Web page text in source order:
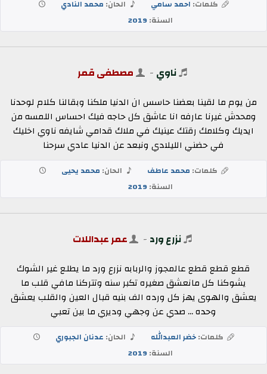
كلمات: احمد سامي الحان: محمد النادي
السنة:2019
ناوي - مصطفى قمر
من يوم ما لقينا بعضنا حاسس ان الدنيا ملكنا وبقالنا كلام لوحدنا
ومحدش غيرنا عارفه انا عاشق كل حاجه فيك احساس اللمسه من
ايديك وكلامك رقتك عينيك في ملاك قدامي شايفه ناوي اخليك
في حضني الليلادي ونبعد عن الدنيا عادي سرحنا
كلمات: محمد عاطف الحان: محمد يحيى
السنة:2019
نزرع ورد - عمر عبداللات
قطع قطع قطع عالمجوز والربابه نزرع ورد ما يطلع غير الشوك
يشوكنا كل مانعشق صغيره تكبر سنه وتتركنا مافي قلب ما
يعشق والهوى يهز كل ورده الف بنيه قبال العين والقلب يعشق
وحده ... صدي عن وجهي وديري ما بين تعبي
كلمات:خضر العبدالله الحان: عدنان الجبوري
السنة:2019